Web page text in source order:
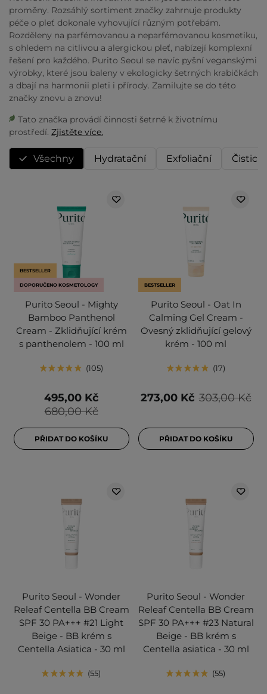
proměny. Rozsáhlý sortiment značky zahrnuje produkty
péče o pleť dokonale vyhovující různým potřebám.
Rozděleny na parfémovanou a neparfémovanou kosmetiku,
s ohledem na citlivou a alergickou pleť, nabízejí komplexní
řešení pro každého. Purito Seoul se navíc pyšní veganskými
výrobky, které jsou baleny v ekologicky šetrných krabičkách
a dbají na harmonii pleti i přírody. Zamilujte se do této
značky znovu a znovu!
Tato značka provádí činnosti šetrné k životnímu
prostředí. Zjistěte více.
Všechny Hydratační Exfoliační Čisticí
BESTSELLER
DOPORUČENO KOSMETOLOGY
Purito Seoul - Mighty
Bamboo Panthenol
Cream - Zklidňující krém
s panthenolem - 100 ml
105
680,00 Kč
495,00 Kč
PŘIDAT DO KOŠÍKU
BESTSELLER
Purito Seoul - Oat In
Calming Gel Cream -
Ovesný zklidňující gelový
krém - 100 ml
17
303,00 Kč
273,00 Kč
PŘIDAT DO KOŠÍKU
Purito Seoul - Wonder
Releaf Centella BB Cream
SPF 30 PA+++ #21 Light
Beige - BB krém s
Centella Asiatica - 30 ml
55
Purito Seoul - Wonder
Releaf Centella BB Cream
SPF 30 PA+++ #23 Natural
Beige - BB krém s
Centella asiatica - 30 ml
55